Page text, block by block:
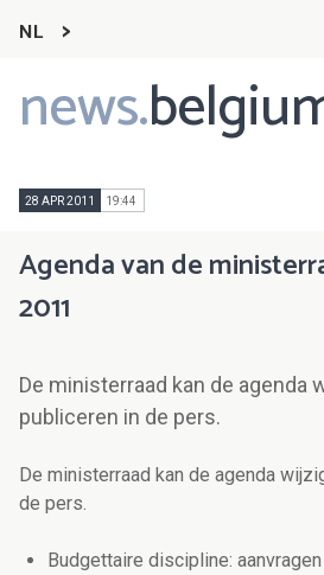
NL
news.
Main
navigation
28 APR 2011 19:44
Agenda van de
2011
De ministerraad kan de agenda
publiceren in de pers.
De ministerraad kan de agenda
de pers.
Budgettaire discipline: